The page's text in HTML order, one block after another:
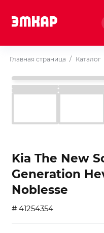
Главная страница / Каталог
Kia The New
Generation
Noblesse
# 41254354